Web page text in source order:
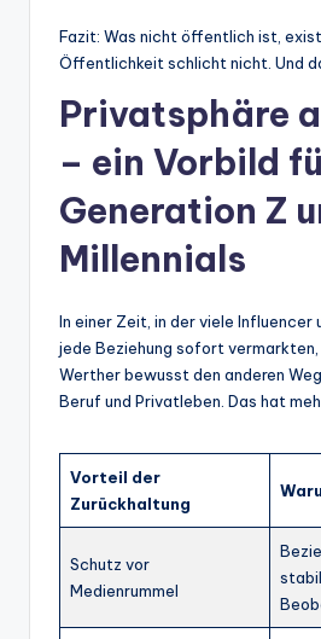
Fazit: Was nicht öffentlich ist,
Öffentlichkeit schlicht nicht. Und
Privatsphäre
– ein Vorbild
Generation Z
Millennials
In einer Zeit, in der viele Influencer
jede Beziehung sofort vermarkten,
Werther bewusst den anderen
Beruf und Privatleben. Das hat
Vorteil der
Zurückhaltung
Schutz vor
Medienrummel